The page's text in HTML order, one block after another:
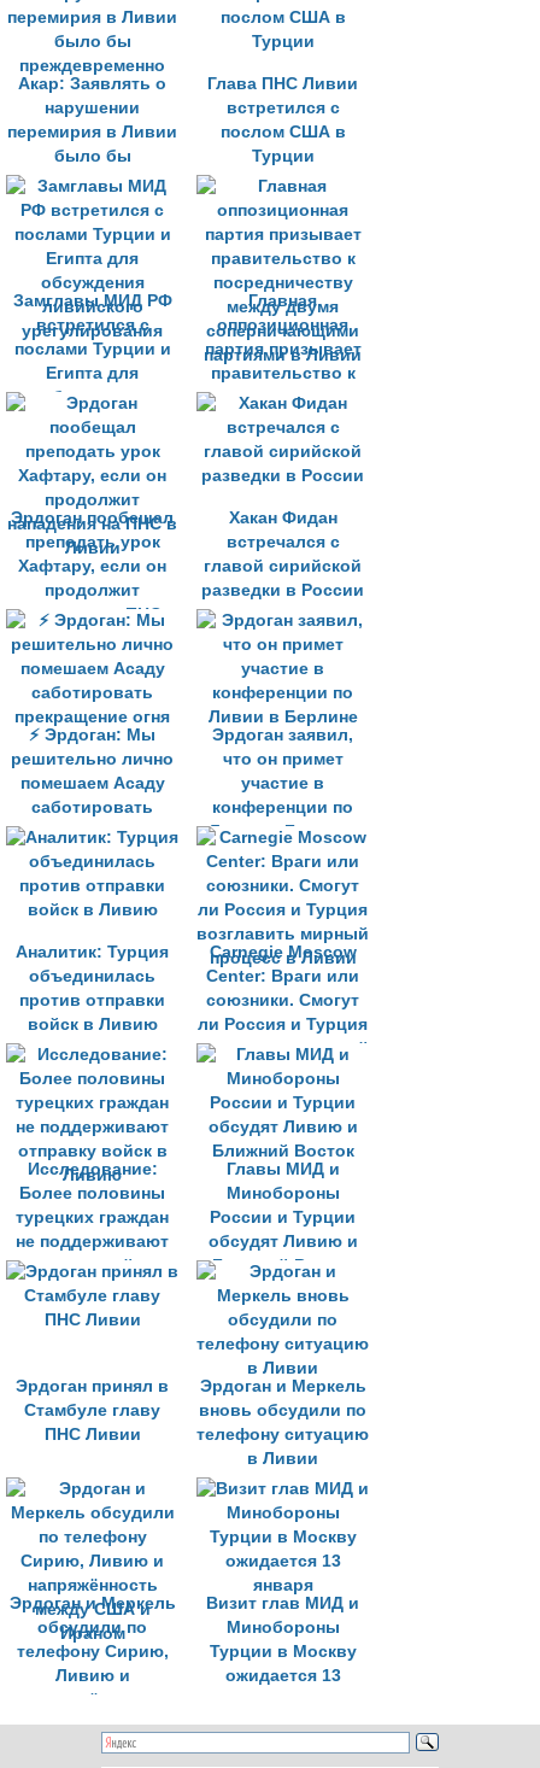
Акар: Заявлять о
нарушении
перемирия в Ливии
было бы
преждевременно
Глава ПНС Ливии
встретился с
послом США в
Турции
Замглавы МИД РФ
встретился с
послами Турции и
Египта для
обсуждения
ливийского
урегулирования
Главная
оппозиционная
партия призывает
правительство к
посредничеству
между двумя
соперничающими
партиями в Ливии
Эрдоган пообещал
преподать урок
Хафтару, если он
продолжит
нападения на ПНС в
Ливии
Хакан Фидан
встречался с
главой сирийской
разведки в России
⚡️ Эрдоган: Мы
решительно лично
помешаем Асаду
саботировать
прекращение огня
Эрдоган заявил,
что он примет
участие в
конференции по
Ливии в Берлине
Аналитик: Турция
объединилась
против отправки
войск в Ливию
Carnegie Moscow
Center: Враги или
союзники. Смогут
ли Россия и Турция
возглавить мирный
процесс в Ливии
Исследование:
Более половины
турецких граждан
не поддерживают
отправку войск в
Ливию
Главы МИД и
Минобороны
России и Турции
обсудят Ливию и
Ближний Восток
Эрдоган принял в
Стамбуле главу
ПНС Ливии
Эрдоган и Меркель
вновь обсудили по
телефону ситуацию
в Ливии
Эрдоган и Меркель
обсудили по
телефону Сирию,
Ливию и
напряжённость
между США и
Ираном
Визит глав МИД и
Минобороны
Турции в Москву
ожидается 13